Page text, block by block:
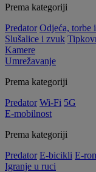
Prema kategoriji
Predator Odjeća, torbe
Slušalice i zvuk
Kamere
Umrežavanje
Prema kategoriji
Predator Wi-Fi 5G
E-mobilnost
Prema kategoriji
Predator E-bicikli E-
Igranje u ruci